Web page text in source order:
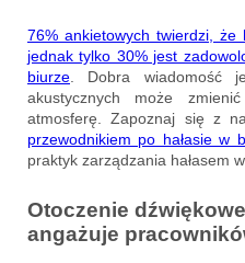
76% ankietowych twierdzi, że
jednak tylko 30% jest
biurze . Dobra wiadomość
akustycznych może
atmosferę. Zapoznaj się z
przewodnikiem po hałasie w
praktyk zarządzania hałasem
Otoczenie
angażuje